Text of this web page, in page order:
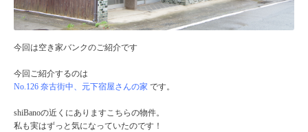
今回は空き家バンクのご紹介です
今回ご紹介するのは
No.126 奈古街中、元下宿屋さんの家 です。
shiBanoの近くにありますこちらの物件。
私も実はずっと気になっていたのです！